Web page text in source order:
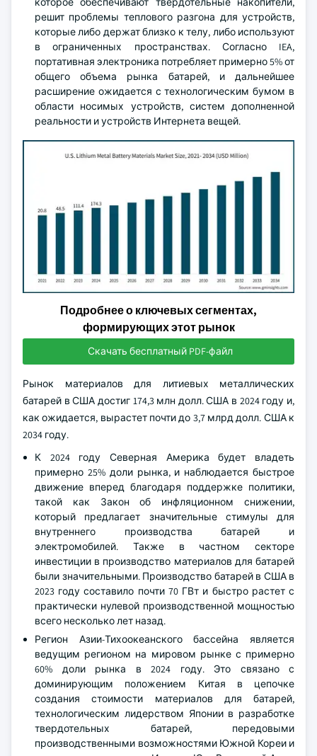
решит проблемы теплового разгона для устройств,
которые либо держат близко к телу, либо используют
в ограниченных пространствах. Согласно IEA,
портативная электроника потребляет примерно 5% от
общего объема рынка батарей, и дальнейшее
расширение ожидается с технологическим бумом в
области носимых устройств, систем дополненной
реальности и устройств Интернета вещей.
Подробнее о ключевых сегментах,
формирующих этот рынок
Скачать бесплатный PDF-файл
Рынок материалов для литиевых металлических
батарей в США достиг 174,3 млн долл. США в 2024 году и,
как ожидается, вырастет почти до 3,7 млрд долл. США к
2034 году.
К 2024 году Северная Америка будет владеть
примерно 25% доли рынка, и наблюдается быстрое
движение вперед благодаря поддержке политики,
такой как Закон об инфляционном снижении,
который предлагает значительные стимулы для
внутреннего производства батарей и
электромобилей. Также в частном секторе
инвестиции в производство материалов для батарей
были значительными. Производство батарей в США в
2023 году составило почти 70 ГВт и быстро растет с
практически нулевой производственной мощностью
всего несколько лет назад.
Регион Азии-Тихоокеанского бассейна является
ведущим регионом на мировом рынке с примерно
60% доли рынка в 2024 году. Это связано с
доминирующим положением Китая в цепочке
создания стоимости материалов для батарей,
технологическим лидерством Японии в разработке
твердотельных батарей, передовыми
производственными возможностями Южной Кореи и